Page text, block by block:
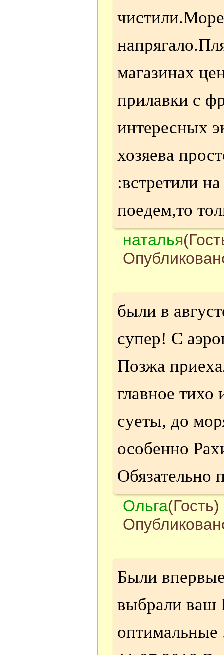
магазинах
прилавки с
интересных
хозяева
:встретили
поедем,то
наталья
были в
супер! С
Позжа
главное тихо
суеты, до
особенно
Обязательно
Ольга(Гость)
Были
выбрали ваш